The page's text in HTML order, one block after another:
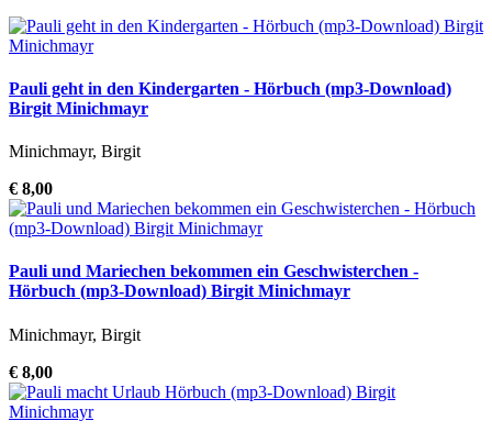
Pauli geht in den Kindergarten - Hörbuch (mp3-Download)
Birgit Minichmayr
Minichmayr, Birgit
€ 8,00
Pauli und Mariechen bekommen ein Geschwisterchen -
Hörbuch (mp3-Download) Birgit Minichmayr
Minichmayr, Birgit
€ 8,00